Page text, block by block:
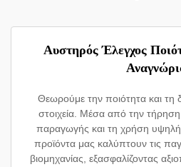
Αυστηρός Έλεγχος
Θεωρούμε την ποιότητα και τη
στοιχεία. Μέσα από την
παραγωγής και τη χρήση
προϊόντα μας καλύπτουν τις
βιομηχανίας, εξασφαλίζοντας